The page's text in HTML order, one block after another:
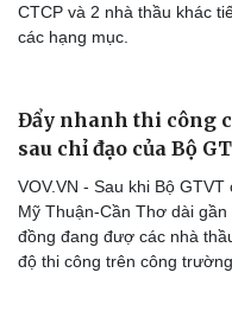
CTCP và 2 nhà thầu khác
các hạng mục.
Đẩy nhanh thi công
sau chỉ đạo của Bộ
VOV.VN - Sau khi Bộ
Mỹ Thuận-Cần Thơ dài
đồng đang đượ các nhà
độ thi công trên công trường.